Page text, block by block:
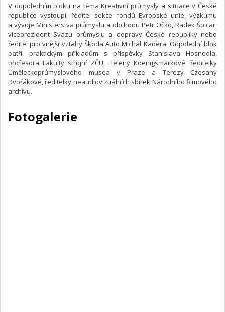
V dopoledním bloku na téma Kreativní průmysly a situace v České
republice vystoupil ředitel sekce fondů Evropské unie, výzkumu
a vývoje Ministerstva průmyslu a obchodu Petr Očko, Radek Špicar,
viceprezident Svazu průmyslu a dopravy České republiky nebo
ředitel pro vnější vztahy Škoda Auto Michal Kadera. Odpolední blok
patřil praktickým příkladům s příspěvky Stanislava Hosnedla,
profesora Fakulty strojní ZČU, Heleny Koenigsmarkové, ředitelky
Uměleckoprůmyslového musea v Praze a Terezy Czesany
Dvořákové, ředitelky neaudiovizuálních sbírek Národního filmového
archívu.
Fotogalerie